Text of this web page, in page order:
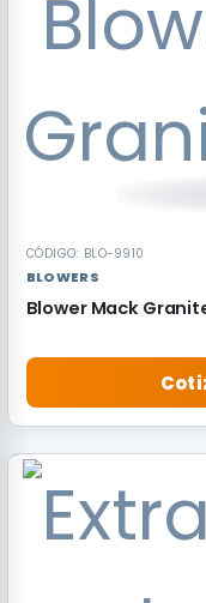
CÓDIGO: BLO-9910
BLOWERS
Blower Mack
RECOMENDADO